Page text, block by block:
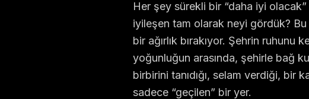
Her şey sürekli bir “daha iyi
iyileşen tam olarak neyi gördük? Bu
bir ağırlık bırakıyor. Şehrin
yoğunluğun arasında, şehirle bağ
birbirini tanıdığı, selam verdiği,
sadece “geçilen” bir yer.